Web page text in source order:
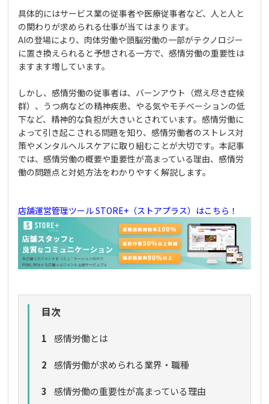
具体的にはサービス業の従事者や医療従事者など、人と人と
の関わりが求められる仕事が当てはまります。
AIの登場により、肉体労働や頭脳労働の一部がテクノロジー
に置き換えられると予想される一方で、感情労働の重要性は
ますます増しています。
しかし、感情労働の従事者は、バーンアウト（燃え尽き症候
群）、うつ病などの精神疾患、やる気やモチベーションの低
下など、精神的な負担が大きいとされています。感情労働に
よって引き起こされる問題を知り、感情労働者のストレス対
策やメンタルヘルスケアに取り組むことが大切です。本記事
では、感情労働の概要や重要性が高まっている理由、感情労
働の問題点と対処方法をわかりやすく解説します。
店舗運営管理ツール STORE+（ストアプラス）はこちら！
目次
1 感情労働とは
2 感情労働が求められる業界・職種
3 感情労働の重要性が高まっている理由